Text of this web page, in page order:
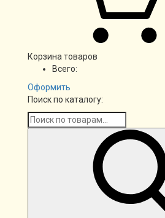
Корзина товаров
Всего:
Оформить
Поиск по каталогу: